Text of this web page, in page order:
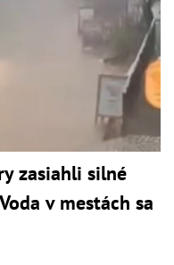
zasiahli silné
v mestách sa